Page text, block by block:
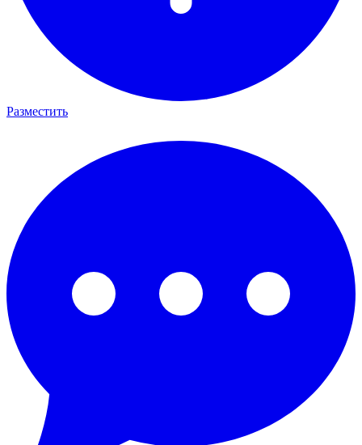
Разместить